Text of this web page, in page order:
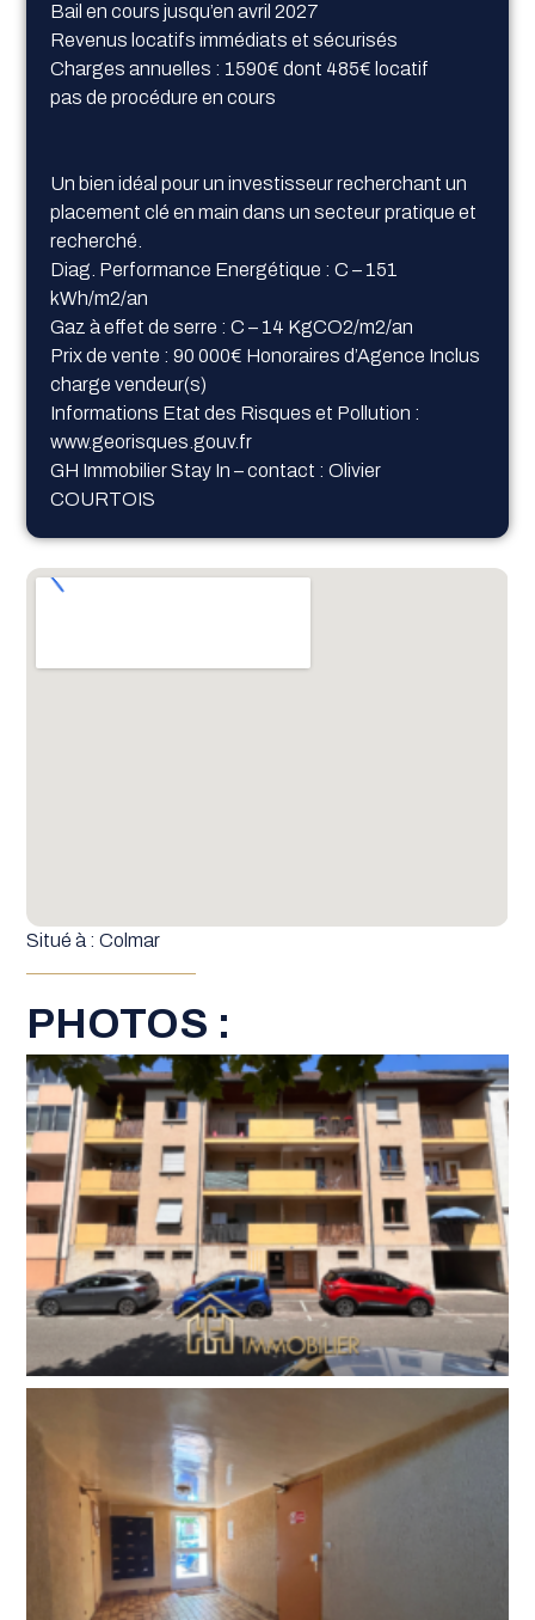
Bail en cours jusqu’en avril 2027
Revenus locatifs immédiats et sécurisés
Charges annuelles : 1590€ dont 485€ locatif
pas de procédure en cours
Un bien idéal pour un investisseur recherchant un
placement clé en main dans un secteur pratique et
recherché.
Diag. Performance Energétique : C – 151
kWh/m2/an
Gaz à effet de serre : C – 14 KgCO2/m2/an
Prix de vente : 90 000€ Honoraires d’Agence Inclus
charge vendeur(s)
Informations Etat des Risques et Pollution :
www.georisques.gouv.fr
GH Immobilier Stay In – contact : Olivier
COURTOIS
Situé à : Colmar
PHOTOS :